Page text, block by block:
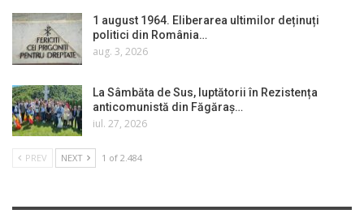
1 august 1964. Eliberarea ultimilor deținuți
politici din România…
aug. 3, 2026
La Sâmbăta de Sus, luptătorii în Rezistența
anticomunistă din Făgăraș…
iul. 27, 2026
PREV NEXT 1 of 2.484